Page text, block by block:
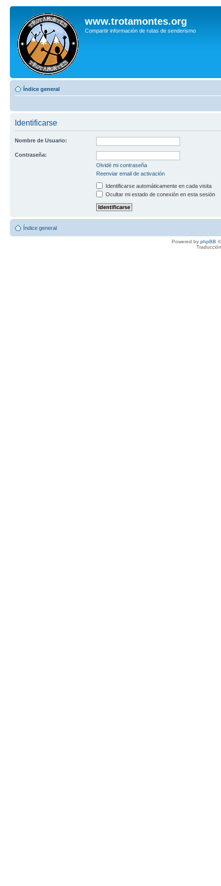
www.trotamontes.org
Compartir información de rutas de senderismo
Índice general
Identificarse
Nombre de Usuario:
Contraseña:
Olvidé mi contraseña
Reenviar email de activación
Identificarse automáticamente en cada visita
Ocultar mi estado de conexión en esta sesión
Índice general
Powered by phpBB